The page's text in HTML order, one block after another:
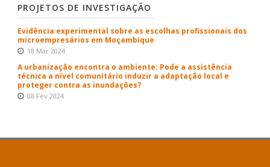
PROJETOS DE INVESTIGAÇÃO
Evidência experimental sobre as escolhas profissionais dos
microempresários em Moçambique
18 Mar 2024
A urbanização encontra o ambiente: Pode a assistência
técnica a nível comunitário induzir a adaptação local e
proteger contra as inundações?
08 Fev 2024